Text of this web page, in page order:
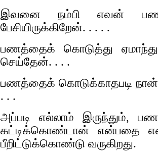
இவனை நம்பி எவன் பணம்
பேசியிருக்கிறேன். . . . .
பணத்தைக் கொடுத்து
செய்தேன். . . .
பணத்தைக் கொடுக்காதபடி
. . .
அப்படி எல்லாம் இருந்தும்,
கட்டிக்கொண்டான் என்பதை
பீறிட்டுக்கொண்டு வருகிறது.